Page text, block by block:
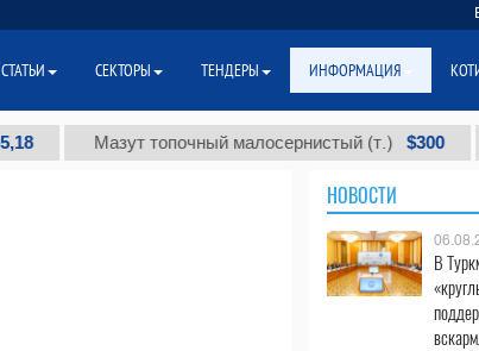
Мазут топочный малосернистый (т.) $300
НОВОСТИ
В
СТАТЬИ СЕКТОРЫ ТЕНДЕРЫ ИНФОРМАЦИЯ